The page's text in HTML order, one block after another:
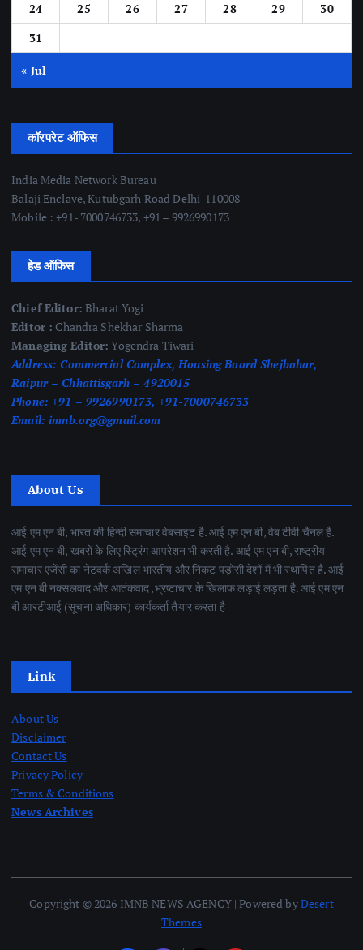
24
25 26 27 28 29
30
31
« Jul
कॉरपरेट ऑफिस
India Media Network Bureau
Balaji Enclave, Kutubgarh Road Delhi-110008
Mobile : +91- 7000746733, +91 – 9926990173
हेड ऑफिस
Chief Editor: Bharat Yogi
Editor : Chandra Shekhar Sharma
Managing Editor: Yogendra Tiwari
Address: Commercial Complex, Housing Board Shejbahar,
Raipur – Chhattisgarh – 4920015
Phone: +91 – 9926990173, +91-7000746733
Email: imnb.org@gmail.com
About Us
आई एम एन बी, भारत की हिन्दी समाचार वेबसाइट है. आई एम एन बी, वेब टीवी चैनल है.
आई एम एन बी, खबरों के लिए स्ट्रिंग आपरेशन भी करती है. आई एम एन बी, राष्ट्रीय
समाचार एजेंसी का नेटवर्क अखिल भारतीय और निकट पड़ोसी देशों में भी स्थापित है. आई
एम एन बी नक्सलवाद और आतंकवाद ,भ्रष्टाचार के खिलाफ लड़ाई लड़ता है. आई एम एन
बी आरटीआई (सूचना अधिकार) कार्यकर्ता तैयार करता है
Link
About Us
Disclaimer
Contact Us
Privacy Policy
Terms & Conditions
News Archives
Copyright © 2026 IMNB NEWS AGENCY | Powered byDesert
Themes